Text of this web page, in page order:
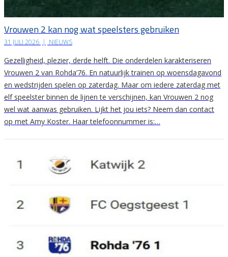
Vrouwen 2 kan nog wat speelsters gebruiken
31 JULI 2026 | NIEUWS
Gezelligheid, plezier, derde helft. Die onderdelen karakteriseren
Vrouwen 2 van Rohda’76. En natuurlijk trainen op woensdagavond
en wedstrijden spelen op zaterdag. Maar om iedere zaterdag met
elf speelster binnen de lijnen te verschijnen, kan Vrouwen 2 nog
wel wat aanwas gebruiken. Lijkt het jou iets? Neem dan contact
op met Amy Koster. Haar telefoonnummer is:…